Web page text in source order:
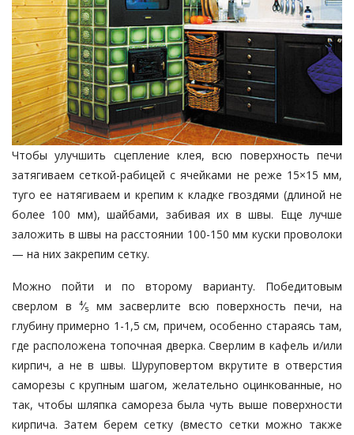
Чтобы улучшить сцепление клея, всю поверхность печи
затягиваем сеткой-рабицей с ячейками не реже 15×15 мм,
туго ее натягиваем и крепим к кладке гвоздями (длиной не
более 100 мм), шайбами, забивая их в швы. Еще лучше
заложить в швы на расстоянии 100-150 мм куски проволоки
— на них закрепим сетку.
Можно пойти и по второму варианту. Победитовым
сверлом в ⁴⁄₅ мм засверлите всю поверхность печи, на
глубину примерно 1-1,5 см, причем, особенно стараясь там,
где расположена топочная дверка. Сверлим в кафель и/или
кирпич, а не в швы. Шуруповертом вкрутите в отверстия
саморезы с крупным шагом, желательно оцинкованные, но
так, чтобы шляпка cамореза была чуть выше поверхности
кирпича. Затем берем сетку (вместо сетки можно также